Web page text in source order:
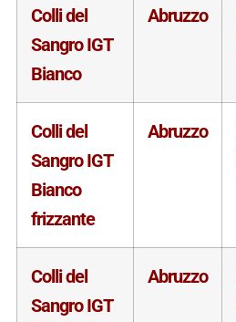
Colli del
Sangro IGT
Bianco
Abruzzo
Colli del
Sangro IGT
Bianco
frizzante
Abruzzo
Colli del
Sangro IGT
Abruzzo